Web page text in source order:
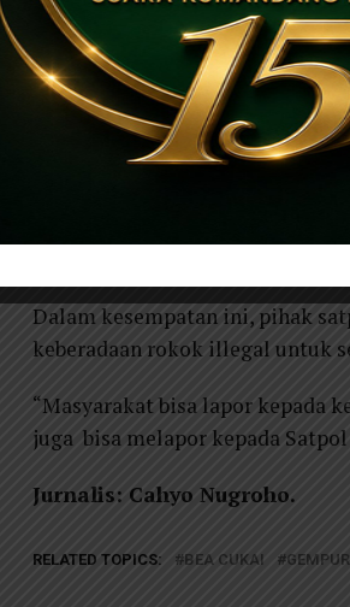
rokok tidak ada pita cukai.
cukai dapat dipenjara atau
“Jika peredaran rokok illegal
merugikan negara,”urainya.
Sementara itu, dalam acara
juga menyajikan sebuah
Dalam kesempatan ini, pihak
keberadaan rokok illegal untuk
“Masyarakat bisa lapor kepada
juga bisa melapor kepada Satpol
Jurnalis: Cahyo Nugroho.
RELATED TOPICS: BEA CUKAI